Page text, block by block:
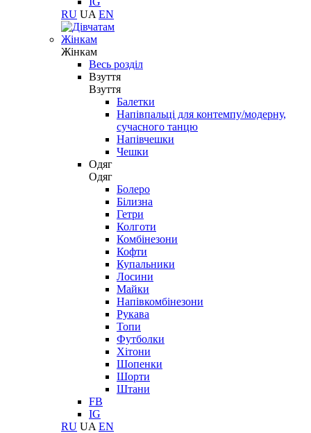
RU UA EN
Жінкам
Жінкам
Весь розділ
Взуття
Взуття
Балетки
Напівпальці для контемпу/модерну,
сучасного танцю
Напівчешки
Чешки
Одяг
Одяг
Болеро
Білизна
Гетри
Колготи
Комбінезони
Кофти
Купальники
Лосини
Майки
Напівкомбінезони
Рукава
Топи
Футболки
Хітони
Шопенки
Шорти
Штани
FB
IG
RU UA EN